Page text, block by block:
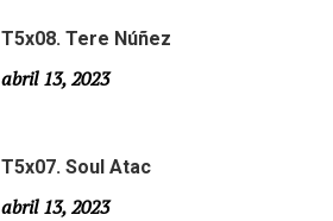
T5x08. Tere Núñez
abril 13, 2023
T5x07. Soul Atac
abril 13, 2023